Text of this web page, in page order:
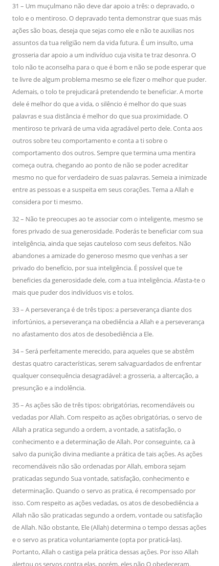
31 – Um muçulmano não deve dar apoio a três: o depravado, o
tolo e o mentiroso. O depravado tenta demonstrar que suas más
ações são boas, deseja que sejas como ele e não te auxilias nos
assuntos da tua religião nem da vida futura. É um insulto, uma
grosseria dar apoio a um indivíduo cuja visita te traz desonra. O
tolo não te aconselha para o que é bom e não se pode esperar que
te livre de algum problema mesmo se ele fizer o melhor que puder.
Ademais, o tolo te prejudicará pretendendo te beneficiar. A morte
dele é melhor do que a vida, o silêncio é melhor do que suas
palavras e sua distância é melhor do que sua proximidade. O
mentiroso te privará de uma vida agradável perto dele. Conta aos
outros sobre teu comportamento e conta a ti sobre o
comportamento dos outros. Sempre que termina uma mentira
começa outra, chegando ao ponto de não se poder acreditar
mesmo no que for verdadeiro de suas palavras. Semeia a inimizade
entre as pessoas e a suspeita em seus corações. Tema a Allah e
considera por ti mesmo.
32 – Não te preocupes ao te associar com o inteligente, mesmo se
fores privado de sua generosidade. Poderás te beneficiar com sua
inteligência, ainda que sejas cauteloso com seus defeitos. Não
abandones a amizade do generoso mesmo que venhas a ser
privado do benefício, por sua inteligência. É possível que te
beneficies da generosidade dele, com a tua inteligência. Afasta-te o
mais que puder dos indivíduos vis e tolos.
33 – A perseverança é de três tipos: a perseverança diante dos
infortúnios, a perseverança na obediência a Allah e a perseverança
no afastamento dos atos de desobediência a Ele.
34 – Será perfeitamente merecido, para aqueles que se abstêm
destas quatro características, serem salvaguardados de enfrentar
qualquer consequência desagradável: a grosseria, a altercação, a
presunção e a indolência.
35 – As ações são de três tipos: obrigatórias, recomendáveis ou
vedadas por Allah. Com respeito as ações obrigatórias, o servo de
Allah a pratica segundo a ordem, a vontade, a satisfação, o
conhecimento e a determinação de Allah. Por conseguinte, ca à
salvo da punição divina mediante a prática de tais ações. As ações
recomendáveis não são ordenadas por Allah, embora sejam
praticadas segundo Sua vontade, satisfação, conhecimento e
determinação. Quando o servo as pratica, é recompensado por
isso. Com respeito as ações vedadas, os atos de desobediência a
Allah não são praticadas segundo a ordem, vontade ou satisfação
de Allah. Não obstante, Ele (Allah) determina o tempo dessas ações
e o servo as pratica voluntariamente (opta por praticá-las).
Portanto, Allah o castiga pela prática dessas ações. Por isso Allah
alertou os servos contra elas, porém, eles não O obedeceram.